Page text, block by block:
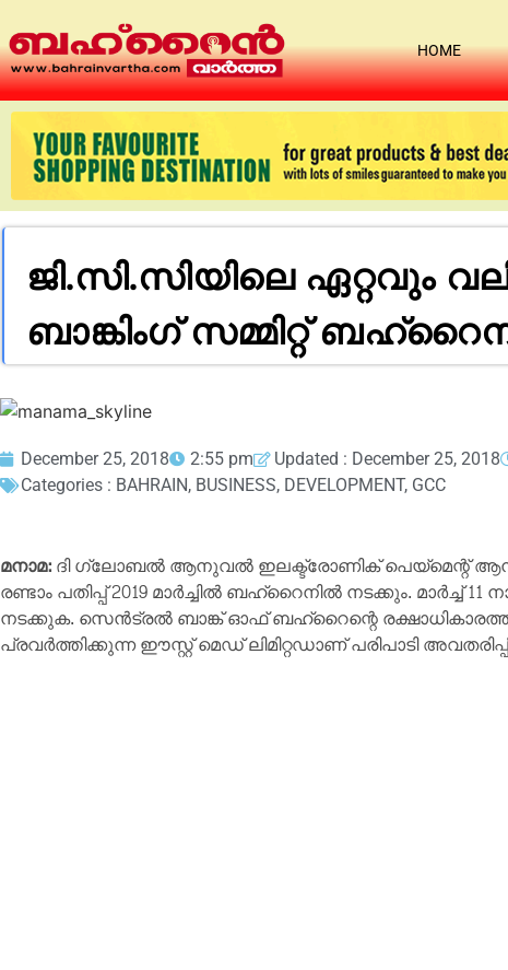
HOME
ജി.സി.സിയിലെ ഏറ്റവും
ബാങ്കിംഗ് സമ്മിറ്റ്
December 25, 2018 2:55 pm Updated : December 25, 2018
Categories : BAHRAIN, BUSINESS, DEVELOPMENT, GCC
മനാമ:ദി ഗ്ലോബൽ ആനുവൽ ഇലക്ട്രോണിക് പെയ്മെന്റ് ആൻഡ്
രണ്ടാം പതിപ്പ് 2019 മാർച്ചിൽ ബഹ്റൈനിൽ നടക്കും. മാർച്ച്
നടക്കുക. സെൻട്രൽ ബാങ്ക് ഓഫ് ബഹ്റൈന്റെ
പ്രവർത്തിക്കുന്ന ഈസ്റ്റ് മെഡ് ലിമിറ്റഡാണ് പരിപാടി